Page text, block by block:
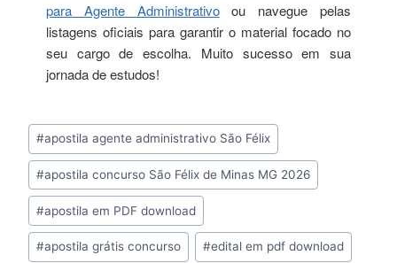
para Agente Administrativoou navegue pelas
listagens oficiais para garantir o material focado no
seu cargo de escolha. Muito sucesso em sua
jornada de estudos!
Tags
do
Post:
#apostila agente administrativo São Félix
#apostila concurso São Félix de Minas MG 2026
#apostila em PDF download
#apostila grátis concurso #edital em pdf download